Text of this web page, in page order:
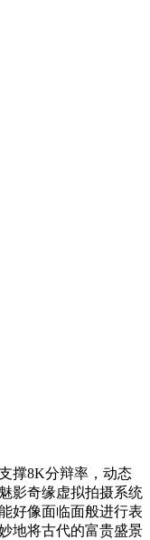
撑8K分辩率，动态
影奇缘虚拟拍摄系统
好像面临面般进行表
地将古代的富贵盛景